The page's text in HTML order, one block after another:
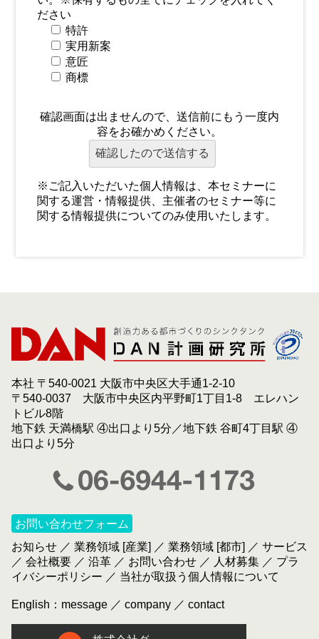
ださい
特許
実用新案
意匠
商標
確認画面は出ませんので、送信前にもう一度内
容をお確かめください。
※ご記入いただいた個人情報は、本セミナーに
関する運営・情報提供、主催者のセミナー等に
関する情報提供についてのみ使用いたします。
本社 〒540-0021 大阪市中央区大手通1-2-10
〒540-0037 大阪市中央区内平野町1丁目1-8 エレハン
トビル8階
地下鉄 天満橋駅 ④出口より5分／地下鉄 谷町4丁目駅 ④
出口より5分
お問い合わせフォーム
お知らせ ／ 業務領域 [産業] ／ 業務領域 [都市] ／ サービス
／ 会社概要 ／ 沿革 ／ お問い合わせ ／ 人材募集 ／ プラ
イバシーポリシー ／ 当社が取扱う個人情報について
English： message ／ company ／ contact